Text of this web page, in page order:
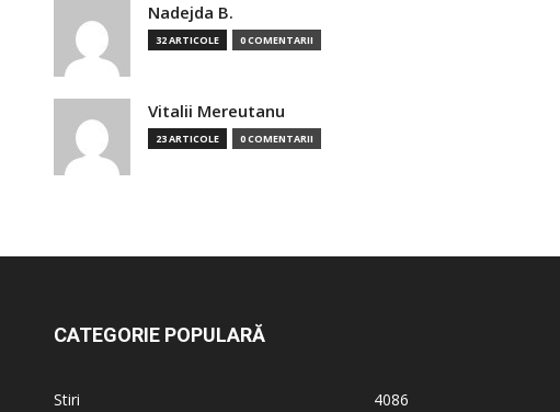
Nadejda B.
32 ARTICOLE 0 COMENTARII
Vitalii Mereutanu
23 ARTICOLE 0 COMENTARII
CATEGORIE POPULARĂ
Stiri
4086